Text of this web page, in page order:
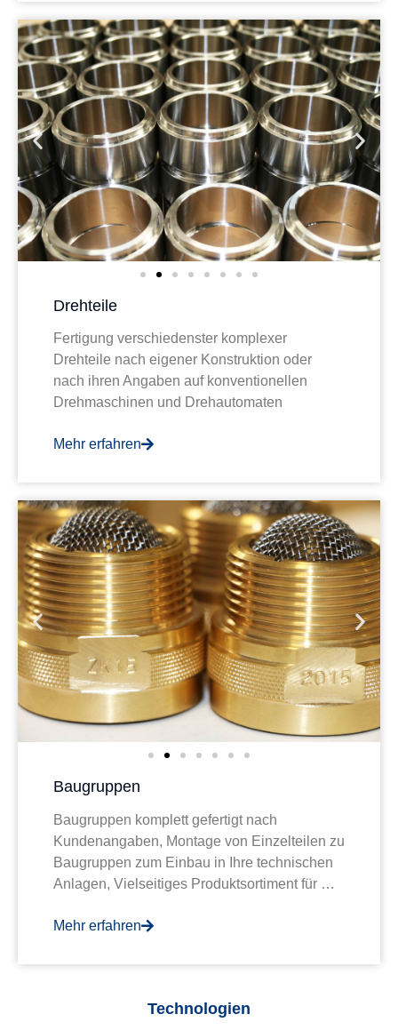
Drehteile
Fertigung verschiedenster komplexer
Drehteile nach eigener Konstruktion oder
nach ihren Angaben auf konventionellen
Drehmaschinen und Drehautomaten
Mehr erfahren
Baugruppen
Baugruppen komplett gefertigt nach
Kundenangaben, Montage von Einzelteilen zu
Baugruppen zum Einbau in Ihre technischen
Anlagen, Vielseitiges Produktsortiment für …
Mehr erfahren
Technologien